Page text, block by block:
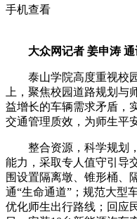
手机查看
大众网记者 姜申涛
泰山学院高度重视校园
上，聚焦校园道路规划与
益增长的车辆需求矛盾，
交通管理质效，为师生平
整合资源，科学规划，
能力，采取专人值守引导
围设置隔离墩、锥形桶、
通“生命通道”；规范大型
优化师生出行路线；回应